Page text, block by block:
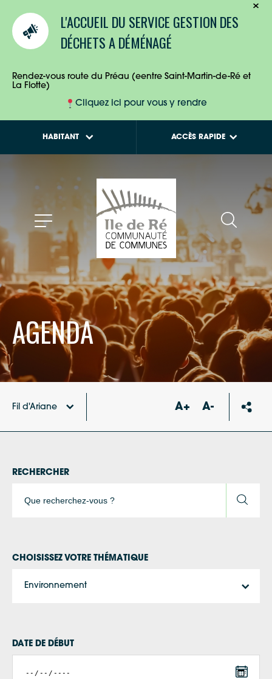
L'ACCUEIL DU SERVICE GESTION DES
DÉCHETS A DÉMÉNAGÉ
Rendez-vous route du Préau (eentre Saint-Martin-de-Ré et
La Flotte)
Cliquez ici pour vous y rendre
HABITANT
ENTREPRISES
AGENDA
collecte des déchets
ACCÈS RAPIDE
Fil d'Ariane A+ A-
RECHERCHER
CHOISISSEZ VOTRE THÉMATIQUE
Environnement
DATE DE DÉBUT